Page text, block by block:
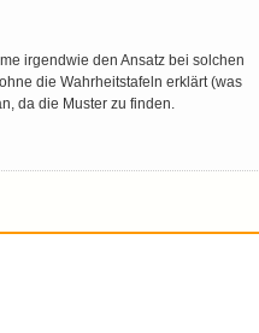
irgendwie den Ansatz bei solchen
die Wahrheitstafeln erklärt (was
da die Muster zu finden.